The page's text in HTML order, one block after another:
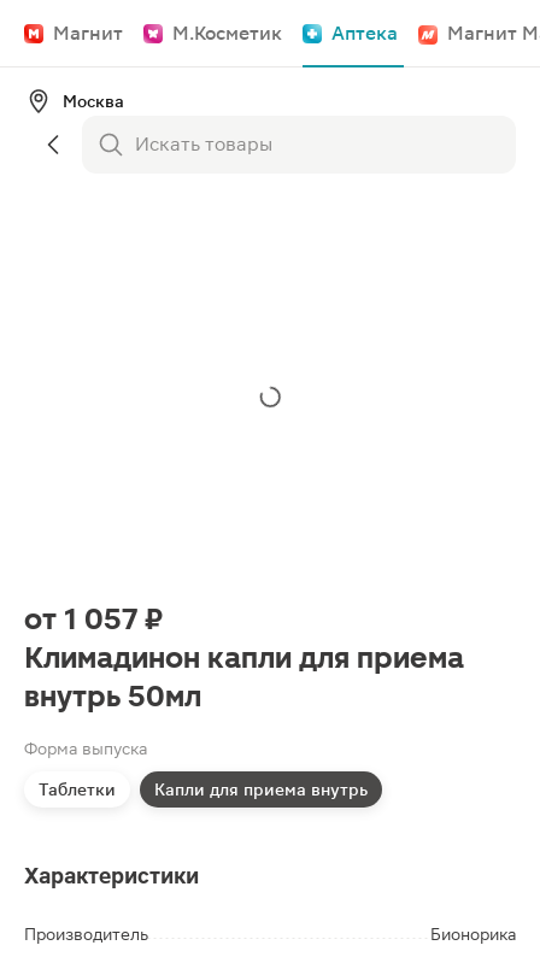
Магнит М.Косметик Аптека Магнит
Москва
от 1 057 ₽
Климадинон капли для приема
внутрь 50мл
Форма выпуска
Таблетки Капли для приема внутрь
Характеристики
Производитель
Бионорика